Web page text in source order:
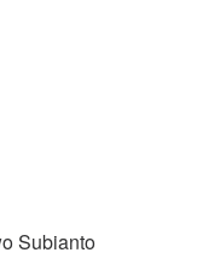
Subianto